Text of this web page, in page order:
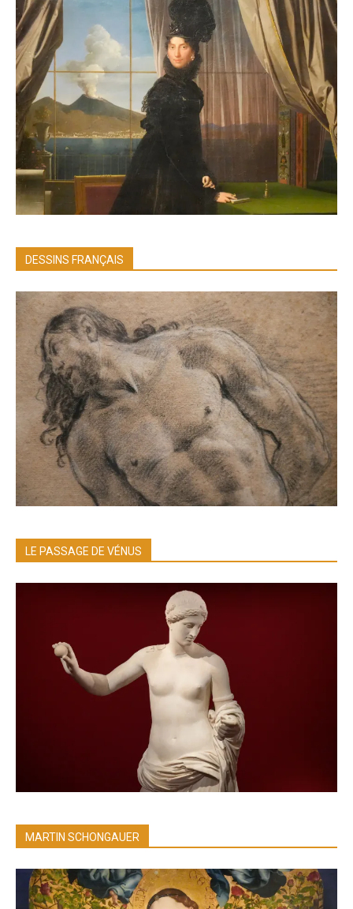
DESSINS FRANÇAIS
LE PASSAGE DE VÉNUS
MARTIN SCHONGAUER